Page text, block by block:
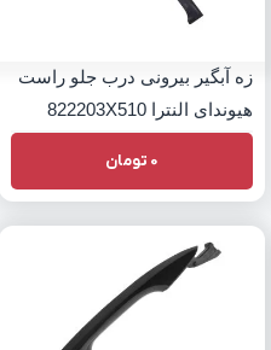
زه آبگیر بیرونی درب جلو راست
هیوندای النترا 822203X510
0 تومان